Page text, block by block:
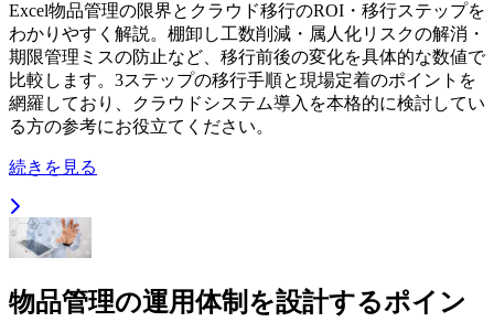
Excel物品管理の限界とクラウド移行のROI・移行ステップを
わかりやすく解説。棚卸し工数削減・属人化リスクの解消・
期限管理ミスの防止など、移行前後の変化を具体的な数値で
比較します。3ステップの移行手順と現場定着のポイントを
網羅しており、クラウドシステム導入を本格的に検討してい
る方の参考にお役立てください。
続きを見る
物品管理の運用体制を設計するポイン